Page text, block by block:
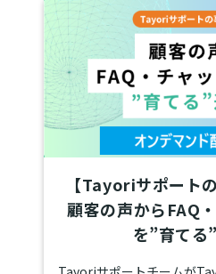
【Tayoriサポート
顧客の声からFAQ
を”育てる